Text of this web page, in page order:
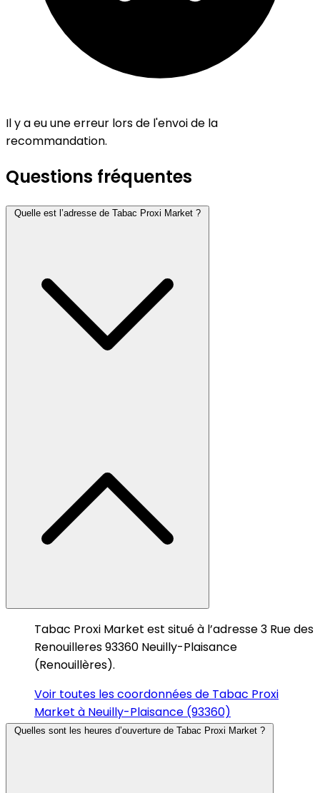
Il y a eu une erreur lors de l'envoi de la
recommandation.
Questions fréquentes
Quelle est l’adresse de Tabac Proxi Market ?
Tabac Proxi Market est situé à l’adresse 3 Rue des
Renouilleres 93360 Neuilly-Plaisance
(Renouillères).
Voir toutes les coordonnées de Tabac Proxi
Market à Neuilly-Plaisance (93360)
Quelles sont les heures d’ouverture de Tabac Proxi Market ?